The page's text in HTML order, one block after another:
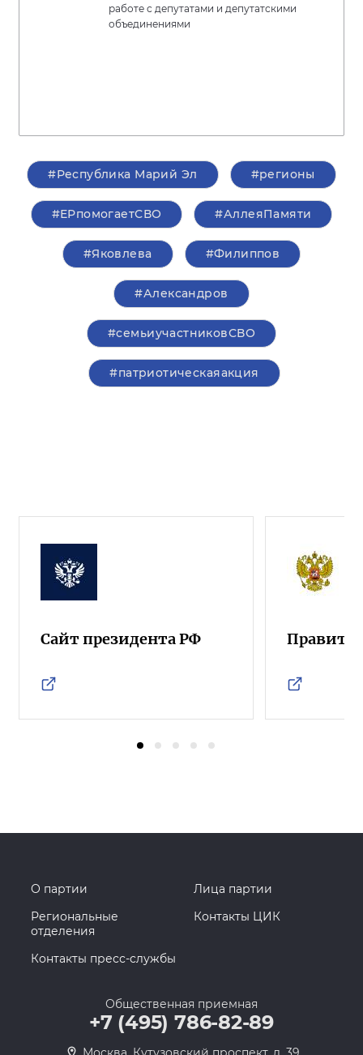
работе с депутатами и депутатскими
объединениями
#Республика Марий Эл #регионы
#ЕРпомогаетСВО #АллеяПамяти
#Яковлева #Филиппов
#Александров
#семьиучастниковСВО
#патриотическаяакция
Сайт президента РФ
О партии
Лица партии
Региональные
отделения
Контакты ЦИК
Контакты пресс-службы
Общественная приемная
+7 (495) 786-82-89